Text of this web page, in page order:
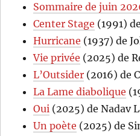
Sommaire de juin
Center Stage (1991)
Hurricane (1937) de
Vie privée (2025) de
L’Outsider (2016) de
La Lame diabolique
Oui (2025) de Nadav
Un poète (2025) de